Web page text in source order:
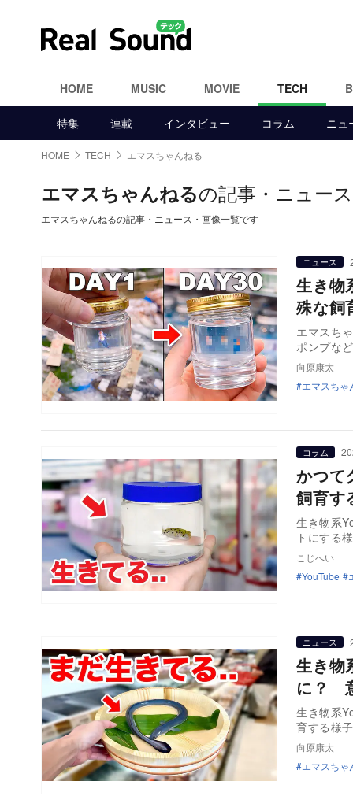
HOME MUSIC MOVIE TECH
特集 連載 インタビュー コラム ニュ
HOME TECH エマスちゃんねる
エマスちゃんねるの記事・ニュー
エマスちゃんねるの記事・ニュース・画像一覧です
ニュース
生き物
殊な飼
エマスち
ポンプな
向原康太
エマスちゃ
コラム
かつて
飼育す
生き物系
トにする
こじへい
YouTube
ニュース
生き物
に？
生き物系
育する様
向原康太
エマスちゃ